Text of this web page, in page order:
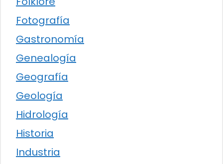
Fotografía
Gastronomía
Genealogía
Geografía
Geología
Hidrología
Historia
Industria